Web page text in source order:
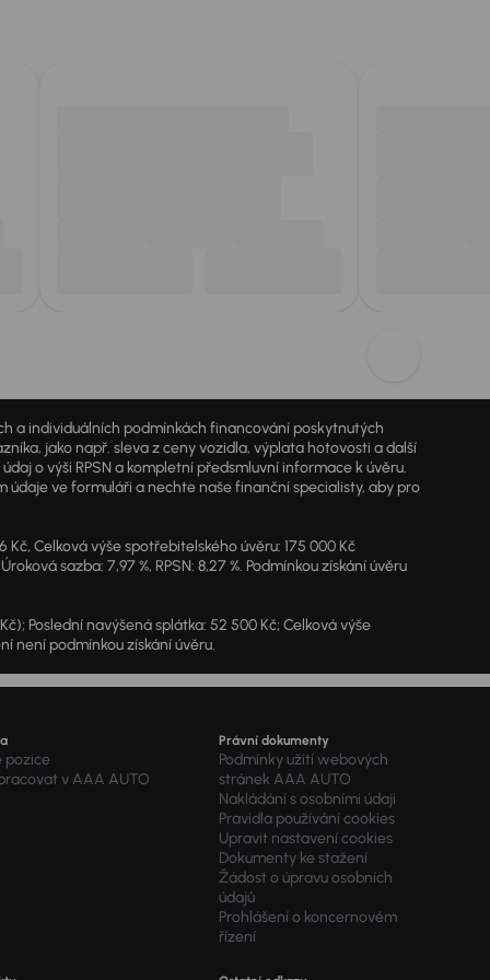
a individuálních podmínkách financování poskytnutých
jako např. sleva z ceny vozidla, výplata hotovosti a další
o výši RPSN a kompletní předsmluvní informace k úvěru.
údaje ve formuláři a nechte naše finanční specialisty, aby pro
Celková výše spotřebitelského úvěru: 175 000 Kč
sazba: 7,97 %, RPSN: 8,27 %. Podmínkou získání úvěru
Poslední navýšená splátka: 52 500 Kč; Celková výše
není podmínkou získání úvěru.
pozice
v AAA AUTO
Právní dokumenty
Podmínky užití webových
stránek AAA AUTO
Nakládání s osobními údaji
Pravidla používání cookies
Upravit nastavení cookies
Dokumenty ke stažení
Žádost o úpravu osobních
údajů
Prohlášení o koncernovém
řízení